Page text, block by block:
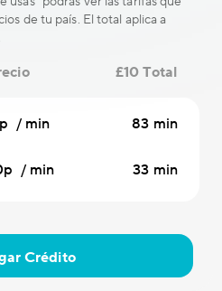
de tu país. El total aplica a
£10 Total
/ min 83 min
/ min 33 min
Crédito